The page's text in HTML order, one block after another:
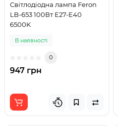
Світлодіодна лампа Feron
LB-653 100Вт Е27-E40
6500K
В наявності
0
947 грн